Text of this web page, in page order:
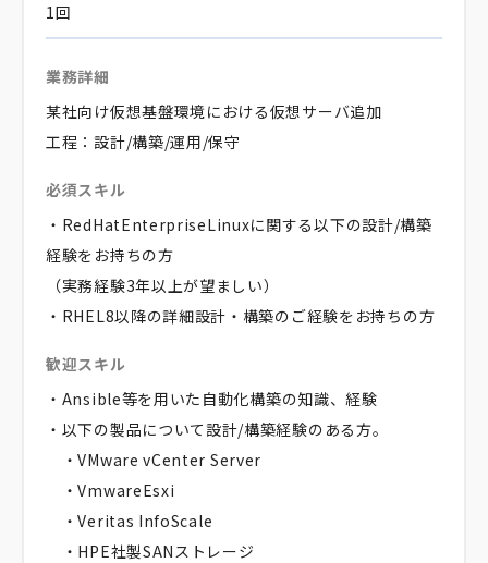
1回
業務詳細
某社向け仮想基盤環境における仮想サーバ追加
工程：設計/構築/運用/保守
必須スキル
・RedHatEnterpriseLinuxに関する以下の設計/構築
経験をお持ちの方
（実務経験3年以上が望ましい）
・RHEL8以降の詳細設計・構築のご経験をお持ちの方
歓迎スキル
・Ansible等を用いた自動化構築の知識、経験
・以下の製品について設計/構築経験のある方。
・VMware vCenter Server
・VmwareEsxi
・Veritas InfoScale
・HPE社製SANストレージ